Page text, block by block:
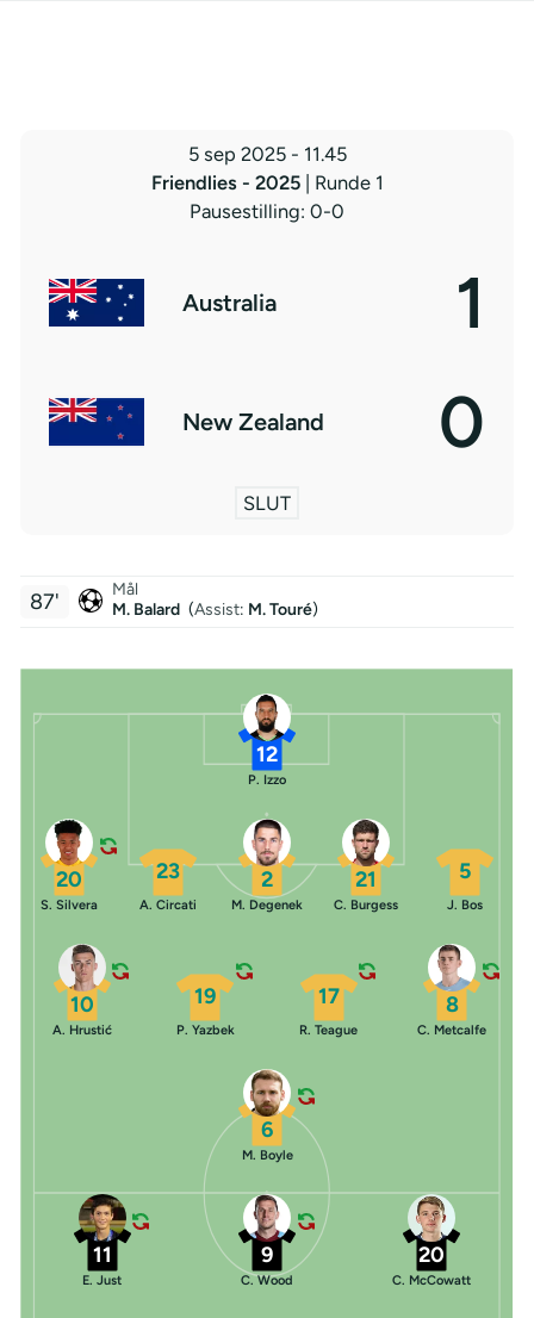
5 sep 2025 - 11.45
Friendlies - 2025
| Runde 1
Pausestilling: 0-0
Australia 1
New Zealand 0
SLUT
Mål
M. Balard (Assist: M. Touré)
87'
12
P. Izzo
5
J. Bos
21
C. Burgess
2
M. Degenek
23
A. Circati
20
S. Silvera
8
C. Metcalfe
17
R. Teague
19
P. Yazbek
10
A. Hrustić
6
M. Boyle
11
E. Just
9
C. Wood
20
C. McCowatt